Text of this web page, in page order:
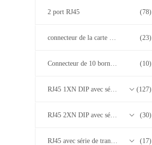
2 port RJ45 (78)
connecteur de la carte PCB rj45 (23)
Connecteur de 10 bornes RJ45 (10)
RJ45 1XN DIP avec série de transformateurs base-T 10/100/1000M (127)
RJ45 2XN DIP avec série de transformateurs base-T 10/100/1000M (30)
RJ45 avec série de transformateurs 2.5G/5G/10G Base-T (17)